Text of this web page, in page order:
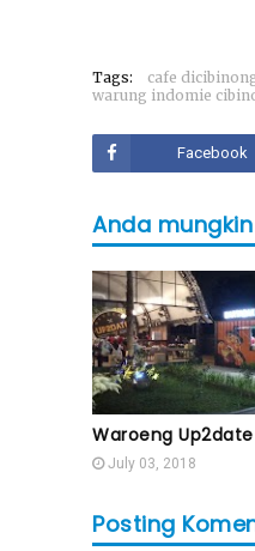
Tags: cafe
warung indomie
Facebook
Anda
Waroeng
July 03, 2018
Posting